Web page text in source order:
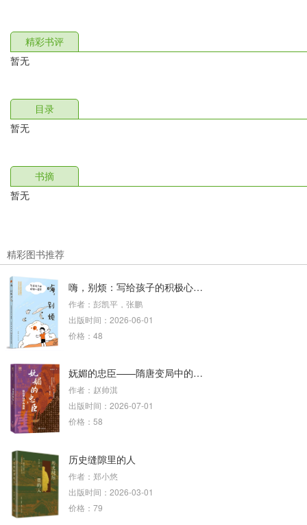
精彩书评
暂无
目录
暂无
书摘
暂无
精彩图书推荐
嗨，别烦：写给孩子的积极心理学
作者：彭凯平，张鹏
出版时间：2026-06-01
价格：48
妩媚的忠臣——隋唐变局中的魏徵
作者：赵帅淇
出版时间：2026-07-01
价格：58
历史缝隙里的人
作者：郑小悠
出版时间：2026-03-01
价格：79